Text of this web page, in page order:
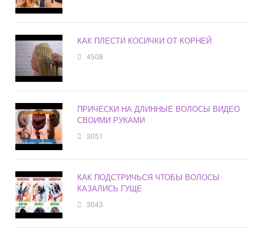
КАК ПЛЕСТИ КОСИЧКИ ОТ КОРНЕЙ
4508
ПРИЧЕСКИ НА ДЛИННЫЕ ВОЛОСЫ ВИДЕО
СВОИМИ РУКАМИ
3051
КАК ПОДСТРИЧЬСЯ ЧТОБЫ ВОЛОСЫ
КАЗАЛИСЬ ГУЩЕ
3043